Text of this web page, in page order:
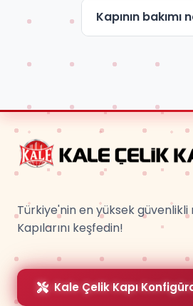
Kapının bakımı
Türkiye'nin en yüksek
Kapılarını keşfedin!
Kale Çelik Kapı